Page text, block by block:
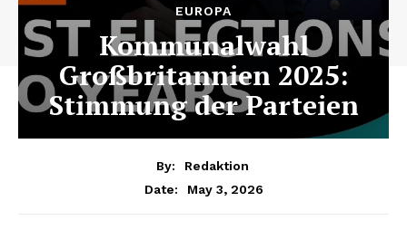
EUROPA
Kommunalwahl
Großbritannien 2025:
Stimmung der Parteien
By:
Redaktion
Date:
May 3, 2026